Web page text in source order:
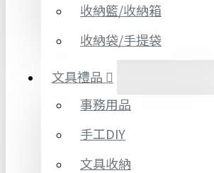
收納籃/收納箱
收納袋/手提袋
文具禮品
事務用品
手工DIY
文具收納